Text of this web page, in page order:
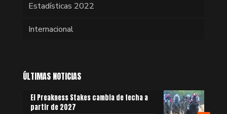
Estadísticas 2022
Internacional
ÚLTIMAS NOTICIAS
El Preakness Stakes cambia de fecha a
partir de 2027